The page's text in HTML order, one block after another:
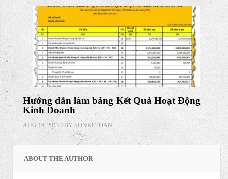
Các Bài Viết Liên Quan
Hướng dẫn kê khai và nộp thuế GTGT
AUG 16, 2017 / BYSONKETOAN